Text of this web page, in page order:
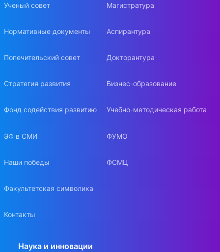
Ученый совет
Нормативные документы
Попечительский совет
Стратегия развития
Фонд содействия развитию
ЭФ в СМИ
Наши победы
Факультетская символика
Контакты
Магистратура
Аспирантура
Докторантура
Бизнес-образование
Учебно-методическая работа
ФУМО
ФСМЦ
Наука и инновации